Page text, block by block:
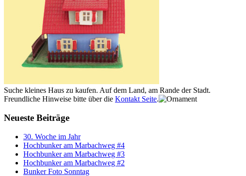
Suche kleines Haus zu kaufen. Auf dem Land, am Rande der Stadt.
Freundliche Hinweise bitte über die Kontakt Seite.
Neueste Beiträge
30. Woche im Jahr
Hochbunker am Marbachweg #4
Hochbunker am Marbachweg #3
Hochbunker am Marbachweg #2
Bunker Foto Sonntag